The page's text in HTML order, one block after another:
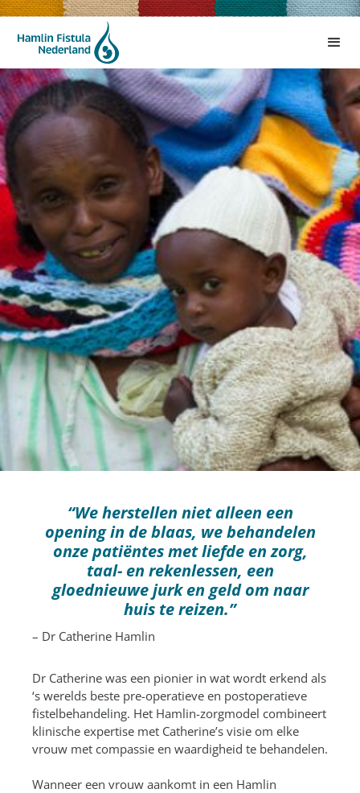
“We herstellen niet alleen een
opening in de blaas, we behandelen
onze patiëntes met liefde en zorg,
taal- en rekenlessen, een
gloednieuwe jurk en geld om naar
huis te reizen.”
– Dr Catherine Hamlin
Dr Catherine was een pionier in wat wordt erkend als
‘s werelds beste pre-operatieve en postoperatieve
fistelbehandeling. Het Hamlin-zorgmodel combineert
klinische expertise met Catherine’s visie om elke
vrouw met compassie en waardigheid te behandelen.
Wanneer een vrouw aankomt in een Hamlin